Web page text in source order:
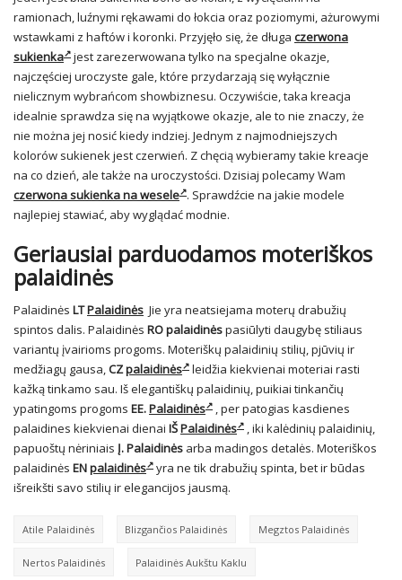
ramionach, luźnymi rękawami do łokcia oraz poziomymi, ażurowymi
wstawkami z haftów i koronki. Przyjęło się, że długa czerwona
sukienka
jest zarezerwowana tylko na specjalne okazje,
najczęściej uroczyste gale, które przydarzają się wyłącznie
nielicznym wybrańcom showbiznesu. Oczywiście, taka kreacja
idealnie sprawdza się na wyjątkowe okazje, ale to nie znaczy, że
nie można jej nosić kiedy indziej. Jednym z najmodniejszych
kolorów sukienek jest czerwień. Z chęcią wybieramy takie kreacje
na co dzień, ale także na uroczystości. Dzisiaj polecamy Wam
czerwona sukienka na wesele . Sprawdźcie na jakie modele
najlepiej stawiać, aby wyglądać modnie.
Geriausiai parduodamos moteriškos
palaidinės
Palaidinės LTPalaidinės Jie yra neatsiejama moterų drabužių
spintos dalis. Palaidinės ROpalaidinėspasiūlyti daugybę stiliaus
variantų įvairioms progoms. Moteriškų palaidinių stilių, pjūvių ir
medžiagų gausa,CZpalaidinės
leidžia kiekvienai moteriai rasti
kažką tinkamo sau. Iš elegantiškų palaidinių, puikiai tinkančių
ypatingoms progoms EE.Palaidinės
, per patogias kasdienes
palaidines kiekvienai dienai IŠPalaidinės
, iki kalėdinių palaidinių,
papuoštų nėriniais Į.Palaidinės arba madingos detalės. Moteriškos
palaidinės ENpalaidinės
yra ne tik drabužių spinta, bet ir būdas
išreikšti savo stilių ir elegancijos jausmą.
Atile Palaidinės Blizgančios Palaidinės Megztos Palaidinės
Nertos Palaidinės Palaidinės Aukštu Kaklu